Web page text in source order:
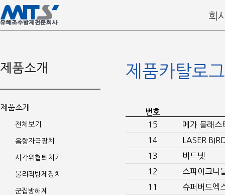
회
제품소개
제품소개
전체보기
음향자극장치
시각위협퇴치기
물리적방제장치
군집방해제
제품카탈로그
번호
15
메가 블래스
14
LASER
13
버드넷
12
스파이크니
11
슈퍼버드엑